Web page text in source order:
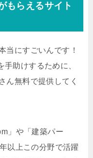
もらえるサイト
当にすごいんです！
助けするために、
ん無料で提供してく
」や「建築パー
以上この分野で活躍